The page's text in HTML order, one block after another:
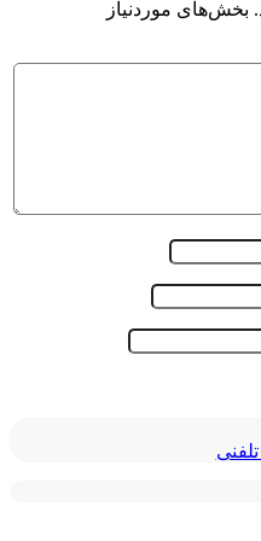
بخش‌های موردنیاز